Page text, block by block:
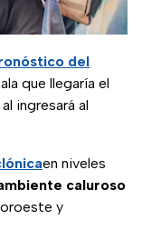
del
que llegaría el
ingresará al
en niveles
caluroso
y